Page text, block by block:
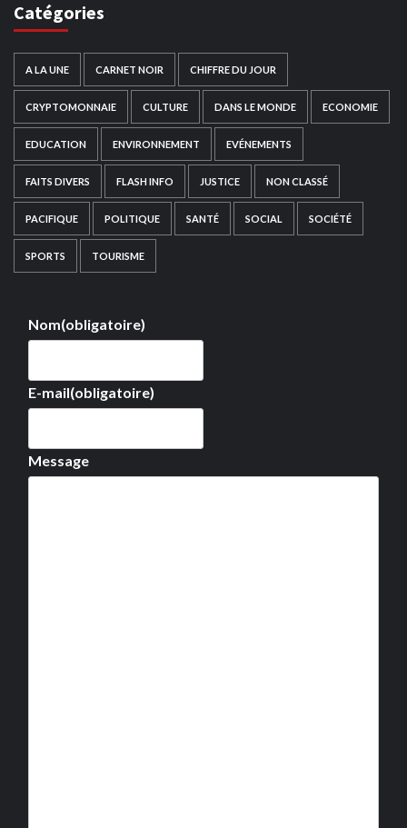
Catégories
A LA UNE CARNET NOIR CHIFFRE DU JOUR
CRYPTOMONNAIE CULTURE DANS LE MONDE ECONOMIE
EDUCATION ENVIRONNEMENT EVÉNEMENTS
FAITS DIVERS FLASH INFO JUSTICE NON CLASSÉ
PACIFIQUE POLITIQUE SANTÉ SOCIAL SOCIÉTÉ
SPORTS TOURISME
Nom(obligatoire)
E-mail(obligatoire)
Message